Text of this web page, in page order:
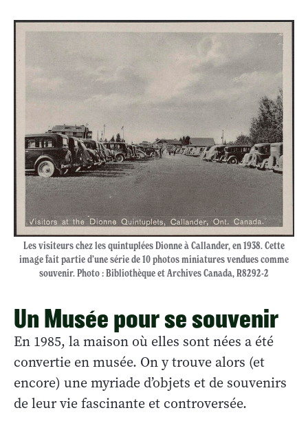
Les visiteurs chez les quintuplées Dionne à Callander, en 1938. Cette
image fait partie d’une série de 10 photos miniatures vendues comme
souvenir. Photo : Bibliothèque et Archives Canada, R8292-2
Un Musée pour se souvenir
En 1985, la maison où elles sont nées a été
convertie en musée. On y trouve alors (et
encore) une myriade d’objets et de souvenirs
de leur vie fascinante et controversée.